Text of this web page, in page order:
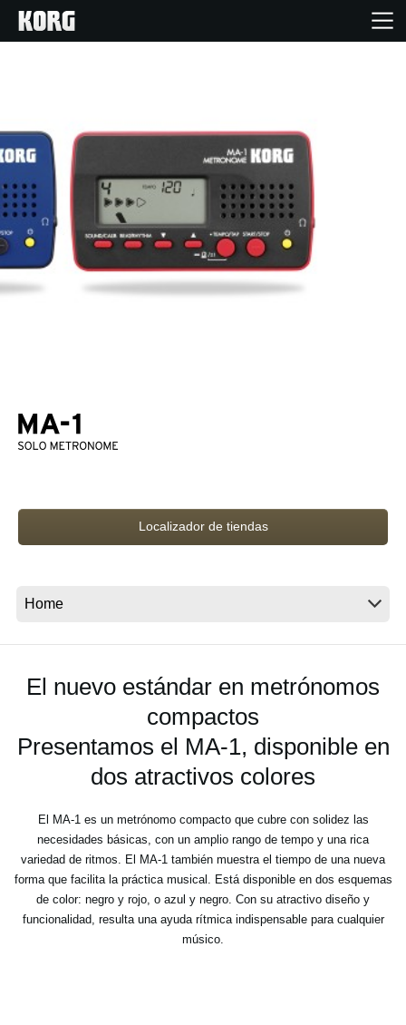
Productos
Características
Eventos
Soporte
Noticias
Ubicación
Localizador de tiendas
El nuevo estándar en metrónomos
compactos
Presentamos el MA-1, disponible en
dos atractivos colores
El MA-1 es un metrónomo compacto que cubre con solidez las
necesidades básicas, con un amplio rango de tempo y una rica
variedad de ritmos. El MA-1 también muestra el tiempo de una nueva
forma que facilita la práctica musical. Está disponible en dos esquemas
de color: negro y rojo, o azul y negro. Con su atractivo diseño y
funcionalidad, resulta una ayuda rítmica indispensable para cualquier
músico.